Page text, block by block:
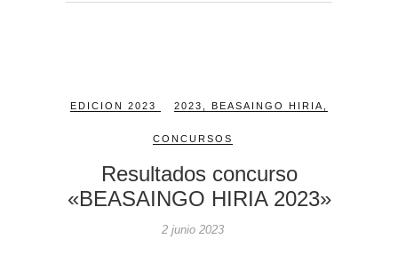
EDICION 2023 2023 BEASAINGO HIRIA
CONCURSOS
Resultados concurso
«BEASAINGO HIRIA 2023»
2 junio 2023